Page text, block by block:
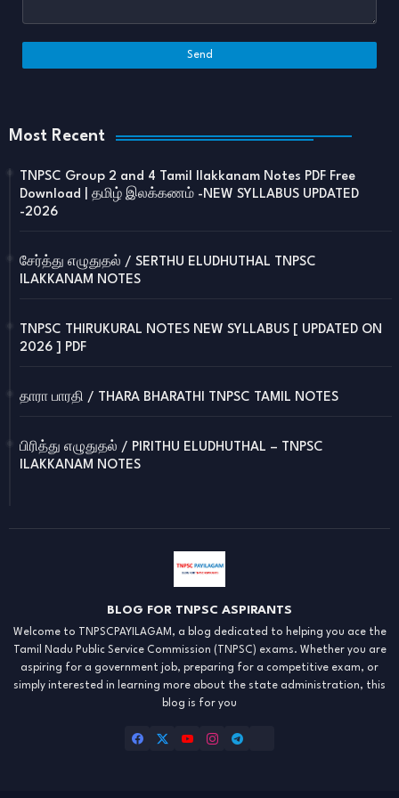
Most Recent
TNPSC Group 2 and 4 Tamil Ilakkanam Notes PDF Free
Download | தமிழ் இலக்கணம் -NEW SYLLABUS UPDATED
-2026
சேர்த்து எழுதுதல் / SERTHU ELUDHUTHAL TNPSC
ILAKKANAM NOTES
TNPSC THIRUKURAL NOTES NEW SYLLABUS [ UPDATED ON
2026 ] PDF
தாரா பாரதி / THARA BHARATHI TNPSC TAMIL NOTES
பிரித்து எழுதுதல் / PIRITHU ELUDHUTHAL – TNPSC
ILAKKANAM NOTES
BLOG FOR TNPSC ASPIRANTS
Welcome to TNPSCPAYILAGAM, a blog dedicated to helping you ace the
Tamil Nadu Public Service Commission (TNPSC) exams. Whether you are
aspiring for a government job, preparing for a competitive exam, or
simply interested in learning more about the state administration, this
blog is for you